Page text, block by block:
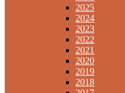
2025
2024
2023
2022
2021
2020
2019
2018